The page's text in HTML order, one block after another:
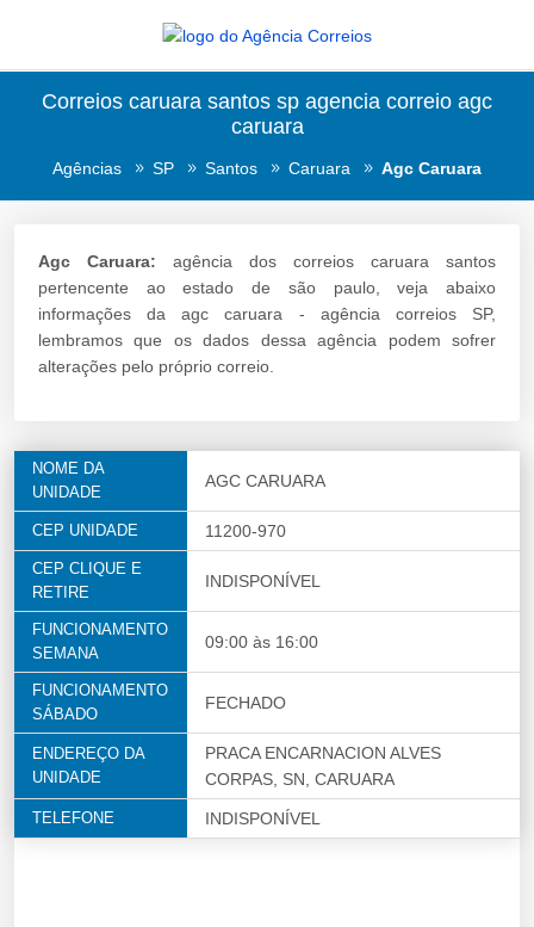
Correios caruara santos sp agencia correio agc
caruara
Agências SP Santos Caruara Agc Caruara
Agc Caruara: agência dos correios caruara santos
pertencente ao estado de são paulo, veja abaixo
informações da agc caruara - agência correios SP,
lembramos que os dados dessa agência podem sofrer
alterações pelo próprio correio.
NOME DA
UNIDADE
AGC CARUARA
CEP UNIDADE 11200-970
CEP CLIQUE E
RETIRE
INDISPONÍVEL
FUNCIONAMENTO
SEMANA
09:00 às 16:00
FUNCIONAMENTO
SÁBADO
FECHADO
ENDEREÇO DA
UNIDADE
PRACA ENCARNACION ALVES
CORPAS, SN, CARUARA
TELEFONE INDISPONÍVEL